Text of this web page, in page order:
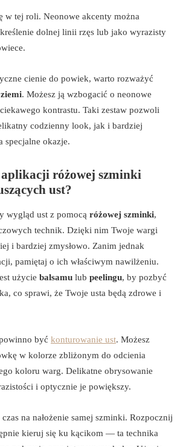
w tej roli. Neonowe akcenty można
dolnej linii rzęs lub jako wyrazisty
cienie do powiek, warto rozważyć
. Możesz ją wzbogacić o neonowe
kontrastu. Taki zestaw pozwoli
codzienny look, jak i bardziej
specjalne okazje.
różowej szminki
ust?
wygląd ust z pomocą różowej szminki,
technik. Dzięki nim Twoje wargi
i bardziej zmysłowo. Zanim jednak
pamiętaj o ich właściwym nawilżeniu.
użycie balsamu lub peelingu, by pozbyć
co sprawi, że Twoje usta będą zdrowe i
być konturowanie ust. Możesz
w kolorze zbliżonym do odcienia
koloru warg. Delikatne obrysowanie
i optycznie je powiększy.
na nałożenie samej szminki. Rozpocznij
kieruj się ku kącikom — ta technika